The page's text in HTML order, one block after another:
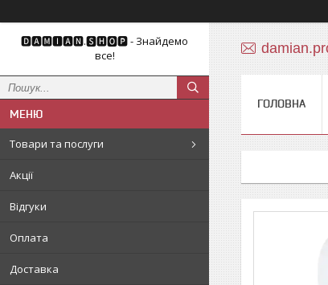
🅳🅰🅼🅸🅰🅽.🆂🅷🅾🅿 - Знайдемо
все!
Товари та послуги
Акції
Відгуки
Оплата
Доставка
ГОЛОВНА